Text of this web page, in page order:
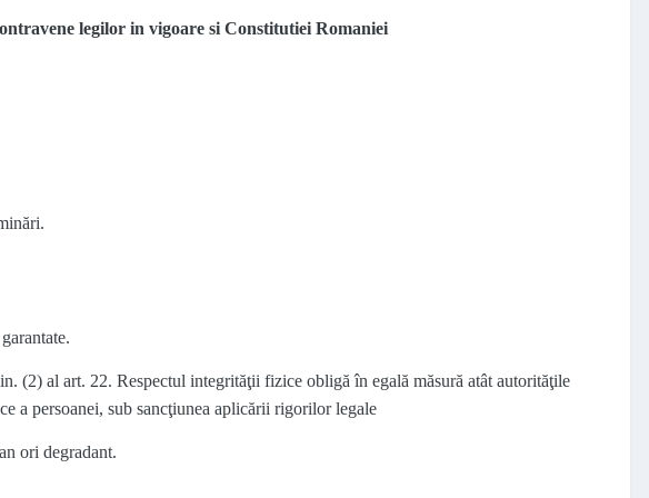
legilor in vigoare si Constitutiei Romaniei
(2) al art. 22. Respectul integrităţii fizice obligă în egală măsură atât autorităţile
a persoanei, sub sancţiunea aplicării rigorilor legale
ori degradant.